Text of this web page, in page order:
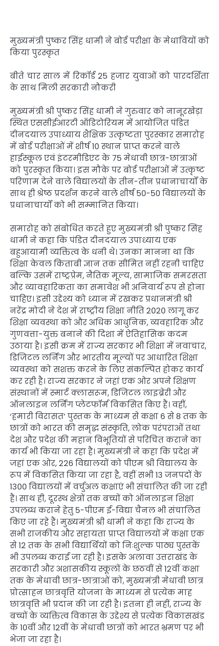
मुख्यमंत्री पुष्कर सिंह धामी ने बोर्ड परीक्षा के मेधावियों को
किया पुरस्कृत
बीते चार साल में रिकॉर्ड 25 हजार युवाओं को पारदर्शिता
के साथ मिली सरकारी नौकरी
मुख्यमंत्री श्री पुष्कर सिंह धामी ने गुरुवार को नानूरखेड़ा
स्थित एससीईआरटी ऑडिटोरियम में आयोजित पंडित
दीनदयाल उपाध्याय शैक्षिक उत्कृष्टता पुरस्कार समारोह
में बोर्ड परीक्षाओं में शीर्ष 10 स्थान प्राप्त करने वाले
हाईस्कूल एवं इंटरमीडिएट के 75 मेधावी छात्र-छात्राओं
को पुरस्कृत किया। इस मौके पर बोर्ड परीक्षाओं में उत्कृष्ट
परिणाम देने वाले विद्यालयों के तीन-तीन प्रधानाचार्यों के
साथ ही श्रेष्ठ प्रदर्शन करने वाले शीर्ष 50-50 विद्यालयों के
प्रधानाचार्यों को भी सम्मानित किया।
समारोह को संबोधित करते हुए मुख्यमंत्री श्री पुष्कर सिंह
धामी ने कहा कि पंडित दीनदयाल उपाध्याय एक
बहुआयामी व्यक्तित्व के धनी थे। उनका मानना था कि
शिक्षा केवल किताबी ज्ञान तक सीमित नहीं रहनी चाहिए
बल्कि उसमें राष्ट्रप्रेम, नैतिक मूल्य, सामाजिक समरसता
और व्यावहारिकता का समावेश भी अनिवार्य रूप से होना
चाहिए। इसी उद्देश्य को ध्यान में रखकर प्रधानमंत्री श्री
नरेंद्र मोदी ने देश में राष्ट्रीय शिक्षा नीति 2020 लागू कर
शिक्षा व्यवस्था को और अधिक आधुनिक, व्यवहारिक और
गुणवत्ता-युक्त बनाने की दिशा में ऐतिहासिक कदम
उठाया है। इसी क्रम में राज्य सरकार भी शिक्षा में नवाचार,
डिजिटल लर्निंग और भारतीय मूल्यों पर आधारित शिक्षा
व्यवस्था को सशक्त करने के लिए संकल्पित होकर कार्य
कर रही है। राज्य सरकार ने जहां एक ओर अपने शिक्षण
संस्थानों में स्मार्ट क्लासरूम, डिजिटल लाइब्रेरी और
ऑनलाइन लर्निंग प्लेटफॉर्म विकसित किए हैं। वहीं,
‘हमारी विरासत’ पुस्तक के माध्यम से कक्षा 6 से 8 तक के
छात्रों को भारत की समृद्ध संस्कृति, लोक परंपराओं तथा
देश और प्रदेश की महान विभूतियों से परिचित कराने का
कार्य भी किया जा रहा है। मुख्यमंत्री ने कहा कि प्रदेश में
जहां एक ओर, 226 विद्यालयों को पीएम श्री विद्यालय के
रूप में विकसित किया जा रहा है, वहीं सभी 13 जनपदों के
1300 विद्यालयों में वर्चुअल कक्षाएं भी संचालित की जा रही
हैं। साथ ही, दूरस्थ क्षेत्रों तक बच्चों को ऑनलाइन शिक्षा
उपलब्ध कराने हेतु 5-पीएम ई-विद्या चैनल भी संचालित
किए जा रहे हैं। मुख्यमंत्री श्री धामी ने कहा कि राज्य के
सभी राजकीय और सहायता प्राप्त विद्यालयों में कक्षा एक
से 12 तक के सभी विद्यार्थियों को निःशुल्क पाठ्य पुस्तकें
भी उपलब्ध कराई जा रही है। इसके अलावा उत्तराखंड के
सरकारी और अशासकीय स्कूलों के छठवीं से 12वीं कक्षा
तक के मेधावी छात्र-छात्राओं को, मुख्यमंत्री मेधावी छात्र
प्रोत्साहन छात्रवृत्ति योजना के माध्यम से प्रत्येक माह
छात्रवृत्ति भी प्रदान की जा रही है। इतना ही नहीं, राज्य के
बच्चों के व्यक्तित्व विकास के उद्देश्य से प्रत्येक विकासखंड
के 10वीं और 12वीं के मेधावी छात्रों को भारत भ्रमण पर भी
भेजा जा रहा है।